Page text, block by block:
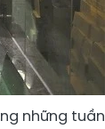
những tuần